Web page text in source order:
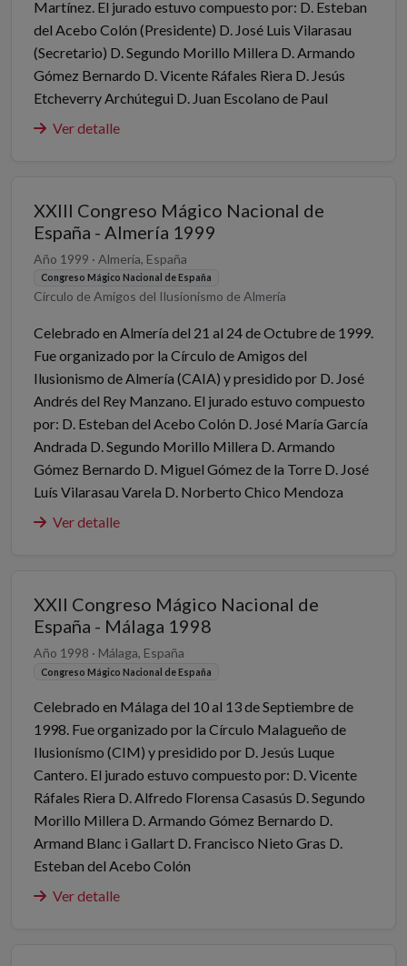
Martínez. El jurado estuvo compuesto por: D. Esteban
del Acebo Colón (Presidente) D. José Luis Vilarasau
(Secretario) D. Segundo Morillo Millera D. Armando
Gómez Bernardo D. Vicente Ráfales Riera D. Jesús
Etcheverry Archútegui D. Juan Escolano de Paul
Ver detalle
XXIII Congreso Mágico Nacional de
España - Almería 1999
Año 1999 · Almería, España
Congreso Mágico Nacional de España
Círculo de Amigos del Ilusionismo de Almería
Celebrado en Almería del 21 al 24 de Octubre de 1999.
Fue organizado por la Círculo de Amigos del
Ilusionismo de Almería (CAIA) y presidido por D. José
Andrés del Rey Manzano. El jurado estuvo compuesto
por: D. Esteban del Acebo Colón D. José María García
Andrada D. Segundo Morillo Millera D. Armando
Gómez Bernardo D. Miguel Gómez de la Torre D. José
Luís Vilarasau Varela D. Norberto Chico Mendoza
Ver detalle
XXII Congreso Mágico Nacional de
España - Málaga 1998
Año 1998 · Málaga, España
Congreso Mágico Nacional de España
Celebrado en Málaga del 10 al 13 de Septiembre de
1998. Fue organizado por la Círculo Malagueño de
Ilusionísmo (CIM) y presidido por D. Jesús Luque
Cantero. El jurado estuvo compuesto por: D. Vicente
Ráfales Riera D. Alfredo Florensa Casasús D. Segundo
Morillo Millera D. Armando Gómez Bernardo D.
Armand Blanc i Gallart D. Francisco Nieto Gras D.
Esteban del Acebo Colón
Ver detalle